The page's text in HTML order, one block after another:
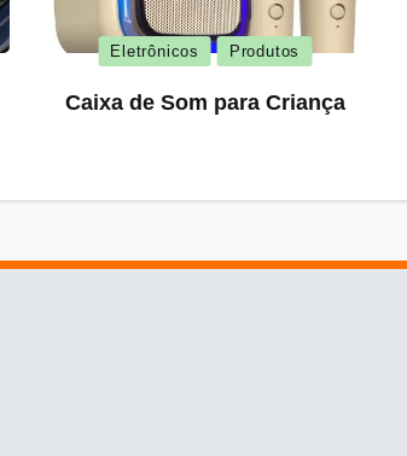
Eletrônicos Produtos
Caixa de Som para Criança